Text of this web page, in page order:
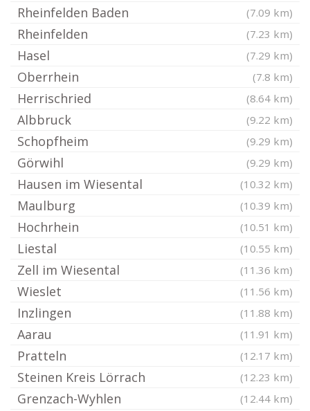
Rheinfelden Baden (7.09 km)
Rheinfelden (7.23 km)
Hasel (7.29 km)
Oberrhein (7.8 km)
Herrischried (8.64 km)
Albbruck (9.22 km)
Schopfheim (9.29 km)
Görwihl (9.29 km)
Hausen im Wiesental (10.32 km)
Maulburg (10.39 km)
Hochrhein (10.51 km)
Liestal (10.55 km)
Zell im Wiesental (11.36 km)
Wieslet (11.56 km)
Inzlingen (11.88 km)
Aarau (11.91 km)
Pratteln (12.17 km)
Steinen Kreis Lörrach (12.23 km)
Grenzach-Wyhlen (12.44 km)